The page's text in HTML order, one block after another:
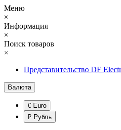
Меню
×
Информация
×
Поиск товаров
×
Представительство DF
Валюта
€ Euro
₽ Рубль